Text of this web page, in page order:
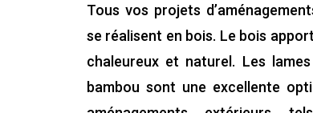
Tous vos projets
se réalisent en bois. Le bois
chaleureux et naturel. Les
bambou sont une excellente